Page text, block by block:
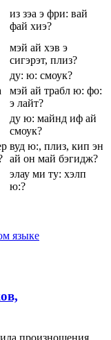
из зэа э фри: вай
фай хиэ?
мэй ай хэв э
сигэрэт, плиз?
ду: ю: смоук?
мэй ай трабл ю: фо:
э лайт?
ду ю: майнд иф ай
смоук?
вуд ю:, плиз, кип эн
ай он май бэгидж?
элау ми ту: хэлп
ю:?
языке